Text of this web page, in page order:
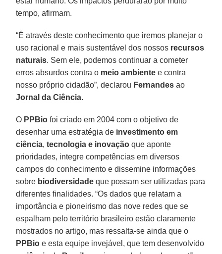
tempo, afirmam.
“É através deste conhecimento que iremos planejar o
uso racional e mais sustentável dos nossos recursos
naturais. Sem ele, podemos continuar a cometer
erros absurdos contra o meio ambiente e contra
nosso próprio cidadão”, declarou Fernandes ao
Jornal da Ciência.
O PPBio foi criado em 2004 com o objetivo de
desenhar uma estratégia de investimento em
ciência,tecnologia e inovação que aponte
prioridades, integre competências em diversos
campos do conhecimento e dissemine informações
sobre biodiversidade que possam ser utilizadas para
diferentes finalidades. “Os dados que relatam a
importância e pioneirismo das nove redes que se
espalham pelo território brasileiro estão claramente
mostrados no artigo, mas ressalta-se ainda que o
PPBio e esta equipe invejável, que tem desenvolvido